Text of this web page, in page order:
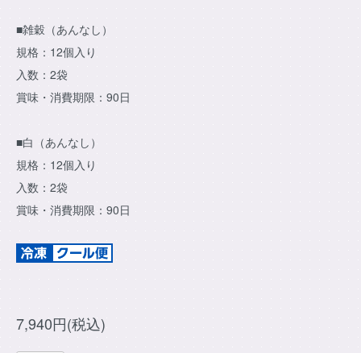
■雑穀（あんなし）
規格：12個入り
入数：2袋
賞味・消費期限：90日
■白（あんなし）
規格：12個入り
入数：2袋
賞味・消費期限：90日
7,940円(税込)